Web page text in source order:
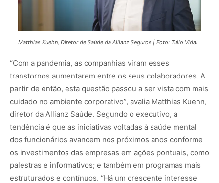
Matthias Kuehn, Diretor de Saúde da Allianz Seguros | Foto: Tulio Vidal
“Com a pandemia, as companhias viram esses
transtornos aumentarem entre os seus colaboradores. A
partir de então, esta questão passou a ser vista com mais
cuidado no ambiente corporativo”, avalia Matthias Kuehn,
diretor da Allianz Saúde. Segundo o executivo, a
tendência é que as iniciativas voltadas à saúde mental
dos funcionários avancem nos próximos anos conforme
os investimentos das empresas em ações pontuais, como
palestras e informativos; e também em programas mais
estruturados e contínuos. “Há um crescente interesse